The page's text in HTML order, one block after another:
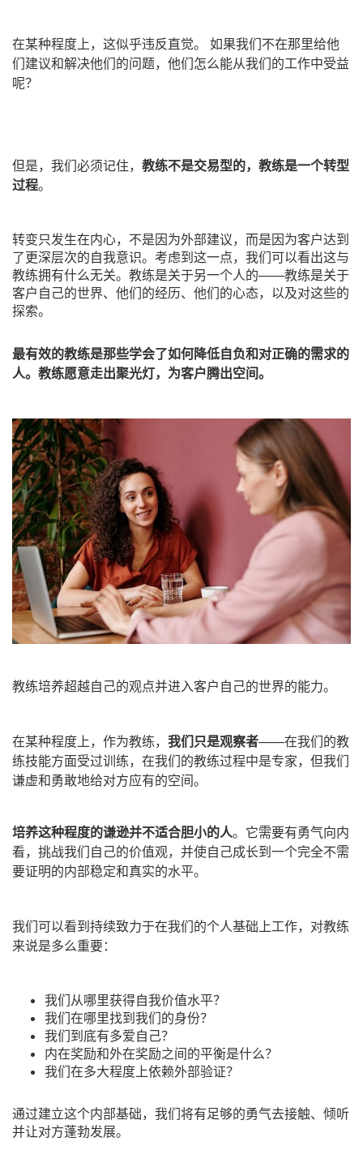
在某种程度上，这似乎违反直觉。 如果我们不在那里给他
们建议和解决他们的问题，他们怎么能从我们的工作中受益
呢？
但是，我们必须记住， 教练不是交易型的，教练是一个转型
过程。
转变只发生在内心，不是因为外部建议，而是因为客户达到
了更深层次的自我意识。考虑到这一点，我们可以看出这与
教练拥有什么无关。教练是关于另一个人的——教练是关于
客户自己的世界、他们的经历、他们的心态，以及对这些的
探索。
最有效的教练是那些学会了如何降低自负和对正确的需求的
人。教练愿意走出聚光灯，为客户腾出空间。
教练培养超越自己的观点并进入客户自己的世界的能力。
在某种程度上，作为教练， 我们只是观察者——在我们的教
练技能方面受过训练，在我们的教练过程中是专家，但我们
谦虚和勇敢地给对方应有的空间。
培养这种程度的谦逊并不适合胆小的人。它需要有勇气向内
看，挑战我们自己的价值观，并使自己成长到一个完全不需
要证明的内部稳定和真实的水平。
我们可以看到持续致力于在我们的个人基础上工作，对教练
来说是多么重要：
我们从哪里获得自我价值水平？
我们在哪里找到我们的身份？
我们到底有多爱自己？
内在奖励和外在奖励之间的平衡是什么？
我们在多大程度上依赖外部验证？
通过建立这个内部基础，我们将有足够的勇气去接触、倾听
并让对方蓬勃发展。